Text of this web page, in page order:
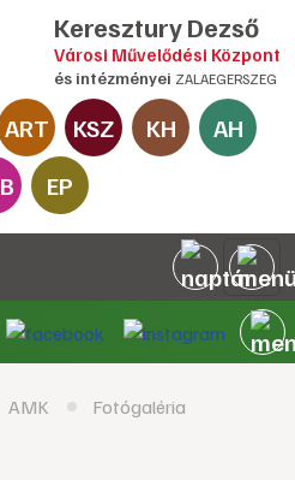
Keresztury Dezső
Városi Művelődési Központ
és intézményei ZALAEGERSZEG
ART KSZ KH
AH
EP
AMK Fotógaléria